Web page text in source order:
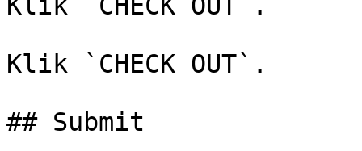
Klik `CHECK OUT`.
## Submit